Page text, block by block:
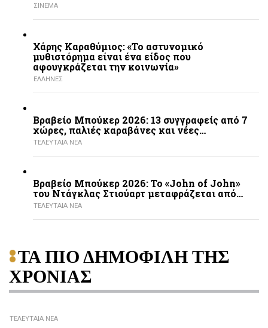
ΣΙΝΕΜΑ
Χάρης Καραθύμιος: «Το αστυνομικό
μυθιστόρημα είναι ένα είδος που
αφουγκράζεται την κοινωνία»
ΕΛΛΗΝΕΣ
Βραβείο Μπούκερ 2026: 13 συγγραφείς από 7
χώρες, παλιές καραβάνες και νέες…
ΤΕΛΕΥΤΑΙΑ ΝΕΑ
Βραβείο Μπούκερ 2026: Το «John of John»
του Ντάγκλας Στιούαρτ μεταφράζεται από…
ΤΕΛΕΥΤΑΙΑ ΝΕΑ
ΤΑ ΠΙΟ ΔΗΜΟΦΙΛΗ ΤΗΣ
ΧΡΟΝΙΑΣ
ΤΕΛΕΥΤΑΙΑ ΝΕΑ